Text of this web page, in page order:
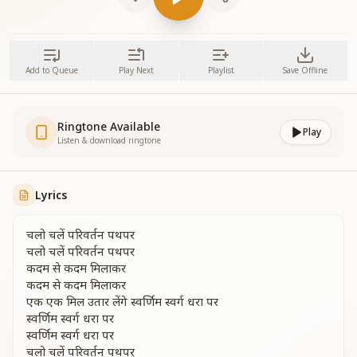
Add to Queue Play Next Playlist Save Offline
Ringtone Available
Listen & download ringtone
Play
Lyrics
चलो चलें परिवर्तन पथपर
चलो चलें परिवर्तन पथपर
कदम से कदम मिलाकर
कदम से कदम मिलाकर
एक एक मिल उतार लेंगे स्वर्णिम स्वर्ग धरा पर
स्वर्णिम स्वर्ग धरा पर
स्वर्णिम स्वर्ग धरा पर
चलो चलें परिवर्तन पथपर